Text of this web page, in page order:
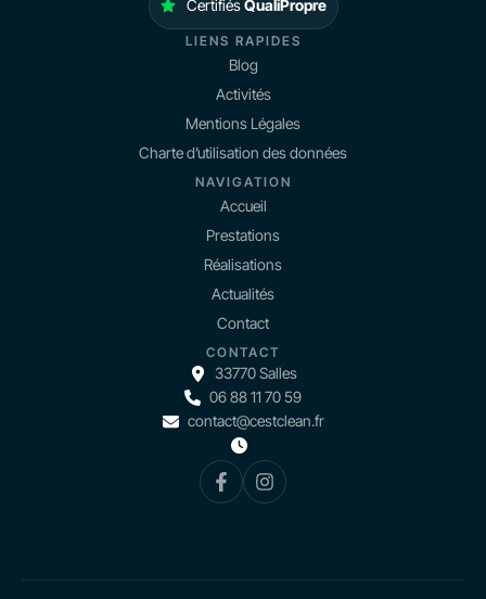
CertifiésQualiPropre
LIENS RAPIDES
Blog
Activités
Mentions Légales
Charte d’utilisation des données
NAVIGATION
Accueil
Prestations
Réalisations
Actualités
Contact
CONTACT
33770 Salles
06 88 11 70 59
contact@cestclean.fr